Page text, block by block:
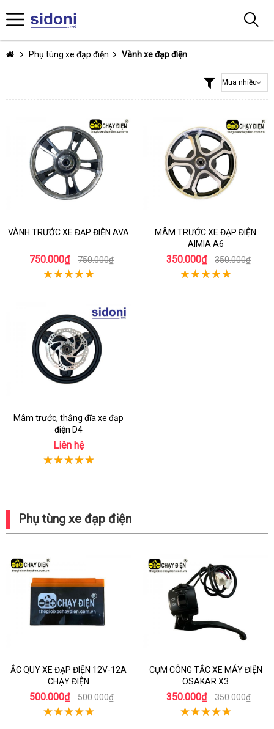
Phụ tùng xe đạp điện Vành xe đạp điện
VÀNH TRƯỚC XE ĐẠP ĐIỆN AVA
750.000₫ 750.000₫
MÂM TRƯỚC XE ĐẠP ĐIỆN
AIMIA A6
350.000₫ 350.000₫
Mâm trước, thắng đĩa xe đạp
điện D4
Liên hệ
Phụ tùng xe đạp điện
ẮC QUY XE ĐẠP ĐIỆN 12V-12A
CHẠY ĐIỆN
500.000₫ 500.000₫
CỤM CÔNG TẮC XE MÁY ĐIỆN
OSAKAR X3
350.000₫ 350.000₫